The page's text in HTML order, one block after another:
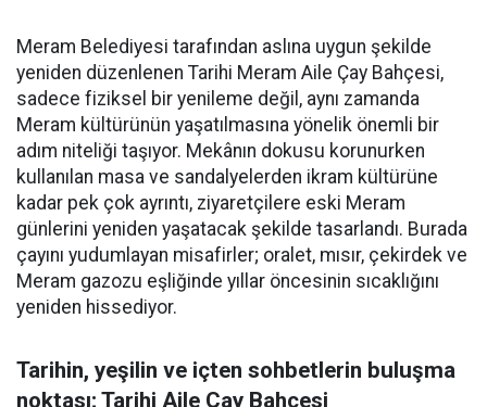
Meram Belediyesi tarafından aslına uygun şekilde
yeniden düzenlenen Tarihi Meram Aile Çay Bahçesi,
sadece fiziksel bir yenileme değil, aynı zamanda
Meram kültürünün yaşatılmasına yönelik önemli bir
adım niteliği taşıyor. Mekânın dokusu korunurken
kullanılan masa ve sandalyelerden ikram kültürüne
kadar pek çok ayrıntı, ziyaretçilere eski Meram
günlerini yeniden yaşatacak şekilde tasarlandı. Burada
çayını yudumlayan misafirler; oralet, mısır, çekirdek ve
Meram gazozu eşliğinde yıllar öncesinin sıcaklığını
yeniden hissediyor.
Tarihin, yeşilin ve içten sohbetlerin buluşma
noktası; Tarihi Aile Çay Bahçesi